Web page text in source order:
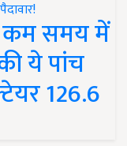
कम समय में
ये पांच
126.6